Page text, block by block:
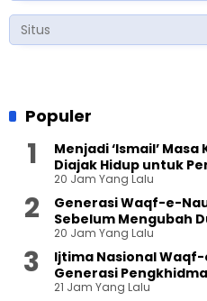
Populer
Menjadi ‘Ismail’
Diajak Hidup untuk
20 Jam Yang Lalu
Generasi Waqf-e-
Sebelum Mengubah
20 Jam Yang Lalu
Ijtima Nasional
Generasi
21 Jam Yang Lalu